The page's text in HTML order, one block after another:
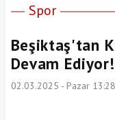
Spor
Beşiktaş'tan
Devam Ediyor!
02.03.2025 - Pazar 13:28